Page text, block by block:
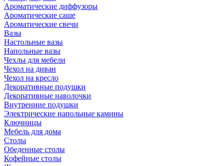
Ароматические диффузоры
Ароматические саше
Ароматические свечи
Вазы
Настольные вазы
Напольные вазы
Чехлы для мебели
Чехол на диван
Чехол на кресло
Декоративные подушки
Декоративные наволочки
Внутренние подушки
Электрические напольные камины
Ключницы
Мебель для дома
Столы
Обеденные столы
Кофейные столы